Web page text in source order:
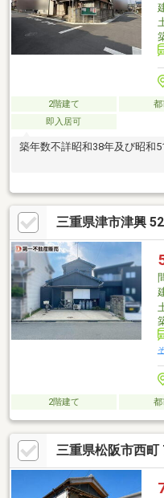
2階建て 都
即入居可
築年数不詳昭和38年及び昭和
三重県津市津興
2階建て 都
三重県松阪市西町